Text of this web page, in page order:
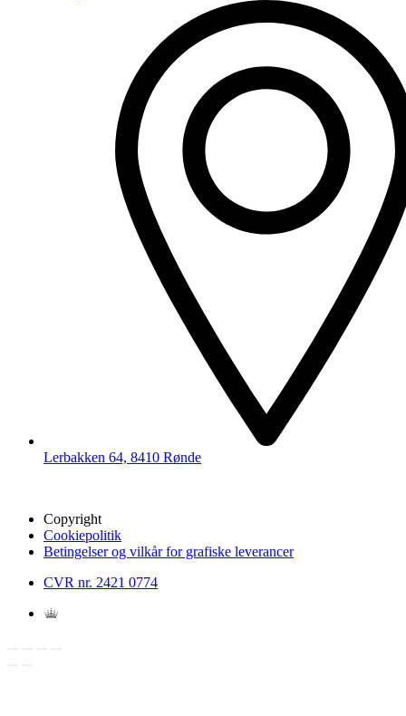
Lerbakken 64, 8410 Rønde
Copyright
Cookiepolitik
Betingelser og vilkår for grafiske leverancer
CVR nr. 2421 0774